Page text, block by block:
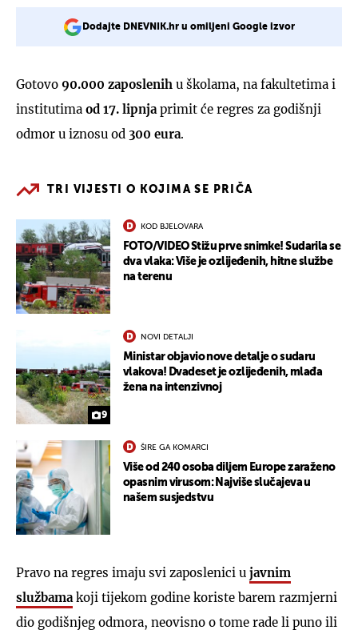
Dodajte DNEVNIK.hr u omiljeni Google izvor
Gotovo 90.000 zaposlenih u školama, na fakultetima i
institutima od 17. lipnja primit će regres za godišnji
odmor u iznosu od 300 eura.
TRI VIJESTI O KOJIMA SE PRIČA
KOD BJELOVARA
FOTO/VIDEO Stižu prve snimke! Sudarila se
dva vlaka: Više je ozlijeđenih, hitne službe
na terenu
9
NOVI DETALJI
Ministar objavio nove detalje o sudaru
vlakova! Dvadeset je ozlijeđenih, mlađa
žena na intenzivnoj
ŠIRE GA KOMARCI
Više od 240 osoba diljem Europe zaraženo
opasnim virusom: Najviše slučajeva u
našem susjedstvu
Pravo na regres imaju svi zaposlenici u javnim
službama koji tijekom godine koriste barem razmjerni
dio godišnjeg odmora, neovisno o tome rade li puno ili